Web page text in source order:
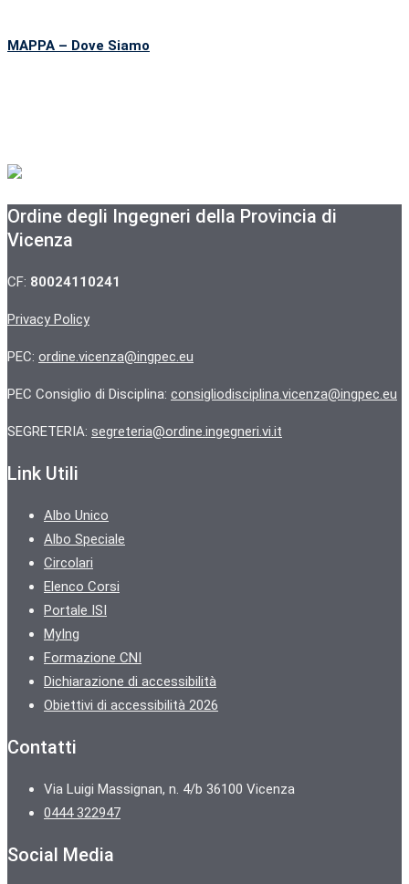
MAPPA – Dove Siamo
Ordine degli Ingegneri della Provincia di
Vicenza
CF: 80024110241
Privacy Policy
PEC: ordine.vicenza@ingpec.eu
PEC Consiglio di Disciplina: consigliodisciplina.vicenza@ingpec.eu
SEGRETERIA: segreteria@ordine.ingegneri.vi.it
Link Utili
Albo Unico
Albo Speciale
Circolari
Elenco Corsi
Portale ISI
MyIng
Formazione CNI
Dichiarazione di accessibilità
Obiettivi di accessibilità 2026
Contatti
Via Luigi Massignan, n. 4/b 36100 Vicenza
0444 322947
Social Media